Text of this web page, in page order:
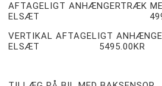
AFTAGELIGT ANHÆNGERTRÆK
ELSÆT
VERTIKAL AFTAGELIGT
ELSÆT 5495.00KR